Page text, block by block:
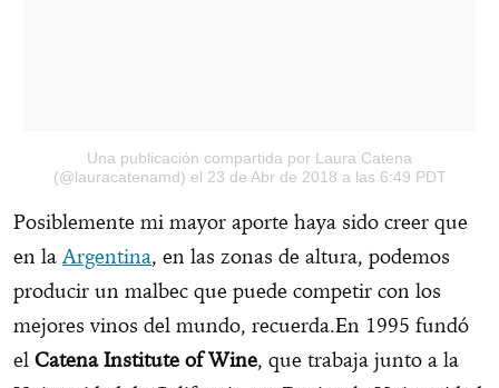
Una publicación compartida por Laura Catena
(@lauracatenamd) el 23 de Abr de 2018 a las 6:49 PDT
Posiblemente mi mayor aporte haya sido creer que
en laArgentina, en las zonas de altura, podemos
producir un malbec que puede competir con los
mejores vinos del mundo, recuerda.En 1995 fundó
el Catena Institute of Wine, que trabaja junto a la